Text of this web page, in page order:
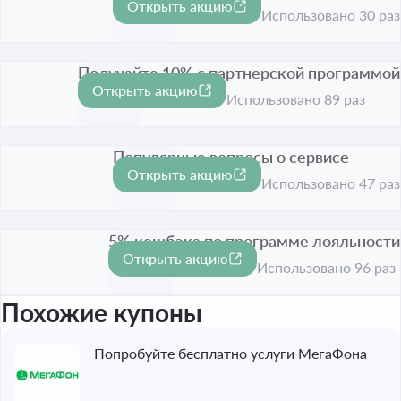
Срок акции истёк
Открыть акцию
Использовано 30 раз
-10%
Получайте 10% с партнерской программой
Срок акции истёк
Открыть акцию
Использовано 89 раз
Популярные вопросы о сервисе
Срок акции истёк
Открыть акцию
Использовано 47 раз
-5%
5% кешбэка по программе лояльности
Срок акции истёк
Открыть акцию
Использовано 96 раз
Похожие купоны
Попробуйте бесплатно услуги МегаФона